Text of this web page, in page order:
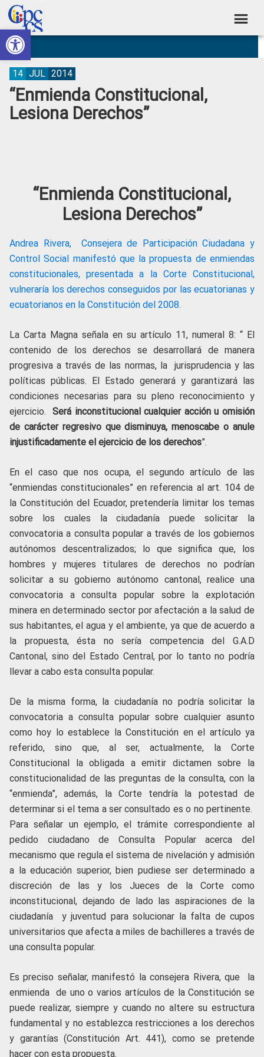
Abrir barra de herramientas
Skip
to
primary
navigation
Skip
to
main
content
Skip
to
primary
sidebar
Skip
to
footer
Consejo
de
Participación
Ciudadana
Construyendo
Poder
Ciudadano
“Enmienda Constitucional,
Lesiona Derechos”
14 JUL 2014
“Enmienda Constitucional,
Lesiona Derechos”
Andrea Rivera, Consejera de Participación Ciudadana y
Control Social manifestó que la propuesta de enmiendas
constitucionales, presentada a la Corte Constitucional,
vulneraría los derechos conseguidos por las ecuatorianas y
ecuatorianos en la Constitución del 2008.
La Carta Magna señala en su artículo 11, numeral 8: “ El
contenido de los derechos se desarrollará de manera
progresiva a través de las normas, la jurisprudencia y las
políticas públicas. El Estado generará y garantizará las
condiciones necesarias para su pleno reconocimiento y
ejercicio.Será inconstitucional cualquier acción u omisión
de carácter regresivo que disminuya, menoscabe o anule
injustificadamente el ejercicio de los derechos”.
En el caso que nos ocupa, el segundo artículo de las
“enmiendas constitucionales” en referencia al art. 104 de
la Constitución del Ecuador, pretendería limitar los temas
sobre los cuales la ciudadanía puede solicitar la
convocatoria a consulta popular a través de los gobiernos
autónomos descentralizados; lo que significa que, los
hombres y mujeres titulares de derechos no podrían
solicitar a su gobierno autónomo cantonal, realice una
convocatoria a consulta popular sobre la explotación
minera en determinado sector por afectación a la salud de
sus habitantes, el agua y el ambiente, ya que de acuerdo a
la propuesta, ésta no sería competencia del G.A.D
Cantonal, sino del Estado Central, por lo tanto no podría
llevar a cabo esta consulta popular.
De la misma forma, la ciudadanía no podría solicitar la
convocatoria a consulta popular sobre cualquier asunto
como hoy lo establece la Constitución en el artículo ya
referido, sino que, al ser, actualmente, la Corte
Constitucional la obligada a emitir dictamen sobre la
constitucionalidad de las preguntas de la consulta, con la
“enmienda”, además, la Corte tendría la potestad de
determinar si el tema a ser consultado es o no pertinente.
Para señalar un ejemplo, el trámite correspondiente al
pedido ciudadano de Consulta Popular acerca del
mecanismo que regula el sistema de nivelación y admisión
a la educación superior, bien pudiese ser determinado a
discreción de las y los Jueces de la Corte como
inconstitucional, dejando de lado las aspiraciones de la
ciudadanía y juventud para solucionar la falta de cupos
universitarios que afecta a miles de bachilleres a través de
una consulta popular.
Es preciso señalar, manifestó la consejera Rivera, que la
enmienda de uno o varios artículos de la Constitución se
puede realizar, siempre y cuando no altere su estructura
fundamental y no establezca restricciones a los derechos
y garantías (Constitución Art. 441), como se pretende
hacer con esta propuesta.